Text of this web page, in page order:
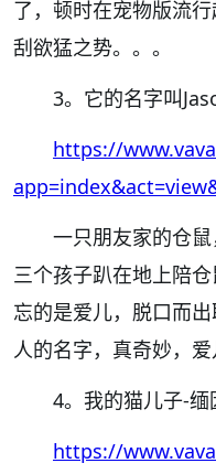
了，顿时在宠物版流
刮欲猛之势。。。
3。它的名字叫
https://
一只朋友家的仓鼠
三个孩子趴在地上陪
忘的是爱儿，脱口而
人的名字，真奇妙，爱
4。我的猫儿子-
https://